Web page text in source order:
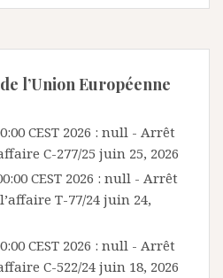
l’Union Européenne
CEST 2026 : null - Arrêt
C-277/25 juin 25, 2026
CEST 2026 : null - Arrêt
T-77/24 juin 24,
CEST 2026 : null - Arrêt
C-522/24 juin 18, 2026